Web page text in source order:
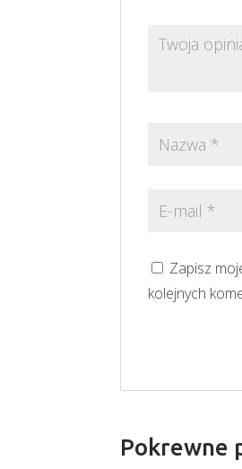
Zapisz
kolejnych
Pokrewne